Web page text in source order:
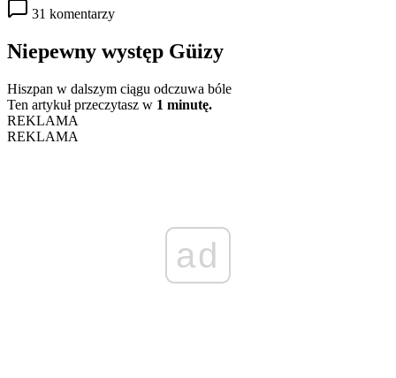
31 komentarzy
Niepewny występ Güizy
Hiszpan w dalszym ciągu odczuwa bóle
Ten artykuł przeczytasz w 1 minutę.
REKLAMA
REKLAMA
ad